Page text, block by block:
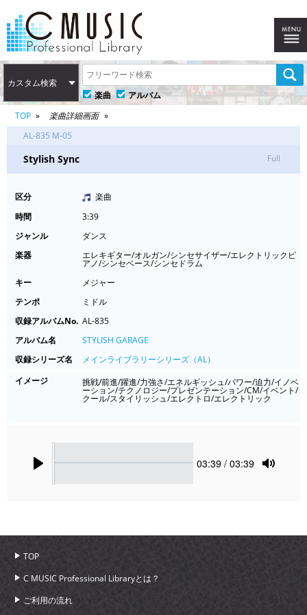
カスタム検索
楽曲
アルバム
TOP
楽曲詳細画面
AL-835 M-05
Stylish Sync Full
区分
楽曲
時間
3:39
ジャンル
ダンス
楽器
エレキギター/オルガン/シンセサイザー/エレクトリックピ
アノ/シンセベース/シンセドラム
キー
メジャー
テンポ
ミドル
収録アルバムNo. AL-835
アルバム名
STYLISH GARAGE
収録シリーズ名
メインライブラリーシリーズ（AL）
イメージ
挑戦/前進/躍進/力強さ/エネルギッシュ/パワー/迫力/イノベ
ーション/テクノロジー/プレゼンテーション/CM/イベント/
クール/スタイリッシュ/エレクトロ/エレクトリック
Current
03:39 / 03:39
TOP
C MUSIC Professional Libraryとは？
ご利用の流れ